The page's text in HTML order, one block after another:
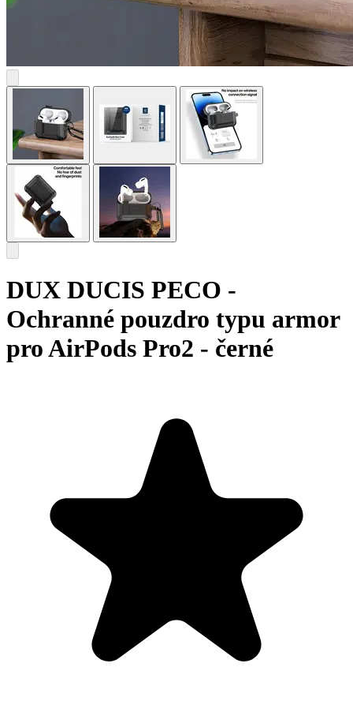
DUX DUCIS PECO -
Ochranné pouzdro typu armor
pro AirPods Pro2 - černé